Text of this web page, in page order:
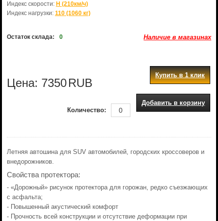
Индекс скорости: H (210км/ч)
Индекс нагрузки: 110 (1060 кг)
Остаток склада: 0 Наличие в магазинах
Цена: 7350RUB
Купить в 1 клик
Добавить в корзину
Количество:
Летняя автошина для SUV автомобилей, городских кроссоверов и
внедорожников.
Свойства протектора:
- «Дорожный» рисунок протектора для горожан, редко съезжающих
с асфальта;
- Повышенный акустический комфорт
- Прочность всей конструкции и отсутствие деформации при